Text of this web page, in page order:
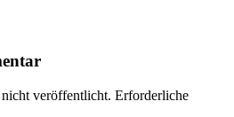
veröffentlicht. Erforderliche